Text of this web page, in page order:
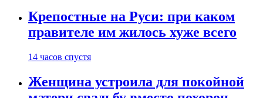
Крепостные на Руси: при каком
правителе им жилось хуже всего
14 часов спустя
Женщина устроила для покойной